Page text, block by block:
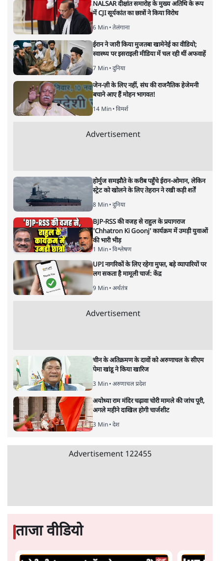
NALSAR दीक्षांत समारोह के मुख्य अतिथि के रूप
में CJI सूर्यकांत का छात्रों ने किया विरोध
6 Min• तेलंगाना
ईरान ने जारी किया मुजतबा खामेनेई का वीडियो;
स्वास्थ्य पर इसराइली मीडिया में चल रही थीं अफवाहें
7 Min• दुनिया
जेन-ज़ी के लिए नहीं, संघ की राजनैतिक हेजेमनी
बचाने आए हैं मोहन भागवत!
14 Min• विमर्श
Advertisement
होर्मुज समझौते के करीब पहुँचे ईरान-ओमान, लेकिन
स्ट्रेट को खोलने के लिए तेहरान ने रखी कड़ी शर्तें
8 Min• दुनिया
BJP-RSS की वजह से राहुल के प्रयागराज
'Chhatron Ki Goonj' कार्यक्रम में उमड़ी युवाओं
की भारी भीड़
1 Min• विश्लेषण
UPI नागरिकों के लिए रहेगा मुफ्त, बड़े व्यापारियों पर
लग सकता है मामूली चार्ज: केंद्र
9 Min• अर्थतंत्र
Advertisement
चीन के अतिक्रमण के दावों को अरुणाचल के सीएम
पेमा खांडू ने किया खारिज
3 Min• अरुणाचल प्रदेश
अयोध्या राम मंदिर चढ़ावा चोरी मामले की जांच पूरी,
अगले महीने दाखिल होगी चार्जशीट
3 Min• देश
Advertisement 122455
ताजा वीडियो